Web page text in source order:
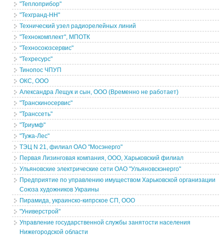
"Теплоприбор"
"Техгранд-НН"
Технический узел радиорелейных линий
"Технокомплект", МПОТК
"Техносоюзсервис"
"Техресурс"
Тинопос ЧПУП
ОКС, ООО
Александра Лещук и сын, ООО (Временно не работает)
"Транскиносервис"
"Транссеть"
"Триумф"
"Тужа-Лес"
ТЭЦ N 21, филиал ОАО "Мосэнерго"
Первая Лизинговая компания, ООО, Харьковский филиал
Ульяновские электрические сети ОАО "Ульяновскэнерго"
Предприятие по управлению имуществом Харьковской организации
Союза художников Украины
Пирамида, украинско-кипрское СП, ООО
"Универстрой"
Управление государственной службы занятости населения
Нижегородской области